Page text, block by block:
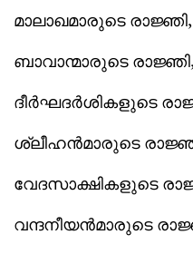
മാലാഖമാരുടെ രാജ്ഞി,
ബാവാന്മാരുടെ
ദീര്‍ഘദര്‍ശികളുടെ
ശ്ലീഹന്‍മാരുടെ
വേദസാക്ഷികളുടെ
വന്ദനീയന്‍മാരുടെ